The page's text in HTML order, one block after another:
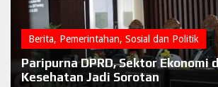
Berita, Pemerintahan, Sosial dan Politik
Paripurna DPRD, Sektor Ekonomi
Kesehatan Jadi Sorotan